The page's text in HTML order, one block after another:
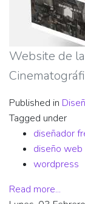
Website de
Published in
Tagged under
diseñador
diseño web
wordpress
Read more...